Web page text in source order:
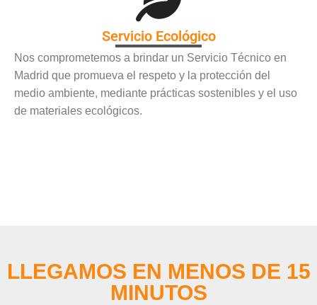
Servicio Ecológico
Nos comprometemos a brindar un Servicio Técnico en
Madrid que promueva el respeto y la protección del
medio ambiente, mediante prácticas sostenibles y el uso
de materiales ecológicos.
LLEGAMOS EN MENOS DE 15
MINUTOS